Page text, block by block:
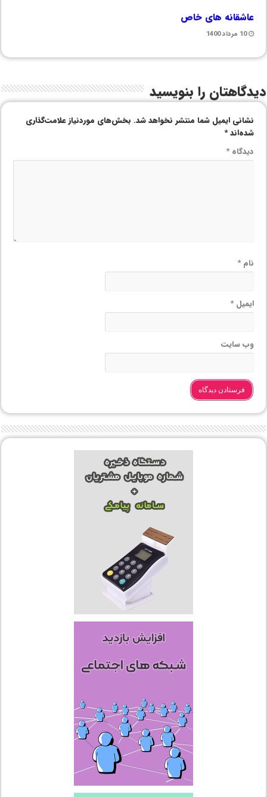
عاشقانه های خاص
10 مرداد 1400
دیدگاهتان را بنویسید
نشانی ایمیل شما منتشر نخواهد شد. بخش‌های موردنیاز علامت‌گذاری
شده‌اند*
دیدگاه*
نام*
ایمیل*
وب‌ سایت